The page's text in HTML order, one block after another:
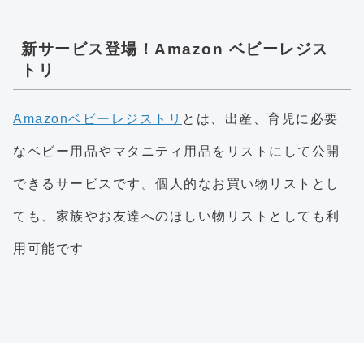
新サービス登場！Amazon ベビーレジス
トリ
Amazonベビーレジストリ とは、出産、育児に必要
なベビー用品やマタニティ用品をリストにして公開
できるサービスです。個人的なお買い物リストとし
ても、家族やお友達へのほしい物リストとしても利
用可能です